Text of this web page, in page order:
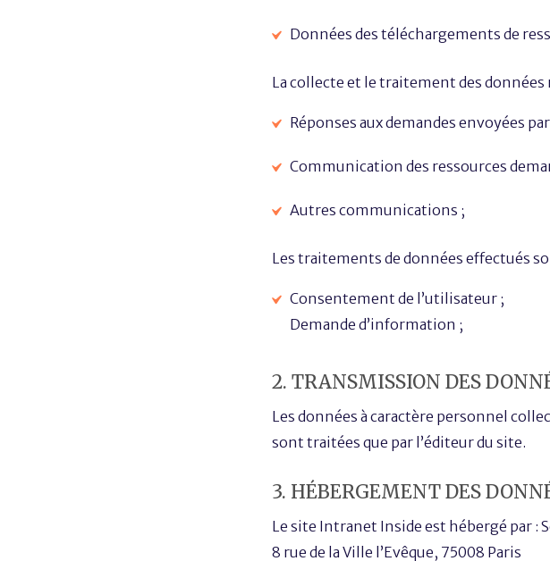
Données des téléchargements de
La collecte et le traitement des
Réponses aux demandes envoyées
Communication des ressources
Autres communications ;
Les traitements de données effectués
Consentement de l’utilisateur ;
Demande d’information ;
2. TRANSMISSION DES
Les données à caractère personnel
sont traitées que par l’éditeur du site.
3. HÉBERGEMENT DES
Le site Intranet Inside est hébergé par :
8 rue de la Ville l’Evêque, 75008 Paris